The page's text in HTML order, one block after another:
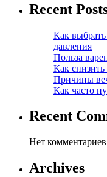
Recent
Как
давления
Польза
Как снизить
Причины
Как часто
Recent
Нет
Archives